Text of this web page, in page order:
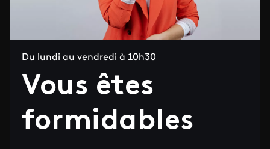
Du lundi au vendredi à 10h30
Vous êtes
formidables